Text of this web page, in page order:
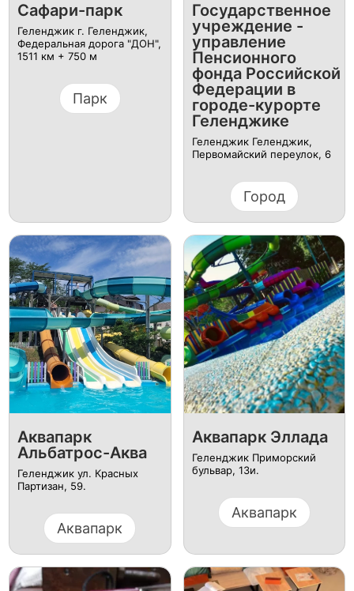
Сафари-парк
Геленджик г. Геленджик,
Федеральная дорога "ДОН",
1511 км + 750 м
Парк
Государственное
учреждение -
управление
Пенсионного
фонда Российской
Федерации в
городе-курорте
Геленджике
Геленджик Геленджик,
Первомайский переулок, 6
Город
Аквапарк
Альбатрос-Аква
Геленджик ул. Красных
Партизан, 59.
Аквапарк
Аквапарк Эллада
Геленджик Приморский
бульвар, 13и.
Аквапарк